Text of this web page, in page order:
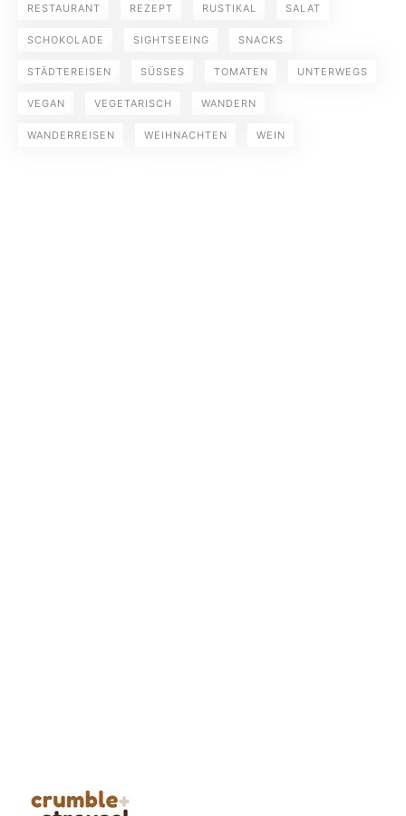
RESTAURANT REZEPT RUSTIKAL SALAT
SCHOKOLADE SIGHTSEEING SNACKS
STÄDTEREISEN SÜSSES TOMATEN UNTERWEGS
VEGAN VEGETARISCH WANDERN
WANDERREISEN WEIHNACHTEN WEIN